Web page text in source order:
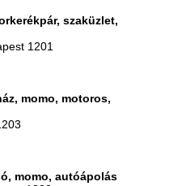
szaküzlet,
1201
momo, motoros,
momo, autóápolás